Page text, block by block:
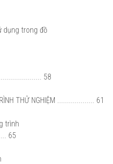
dụng trong đồ
58
THỬ NGHIỆM ................... 61
trình
65